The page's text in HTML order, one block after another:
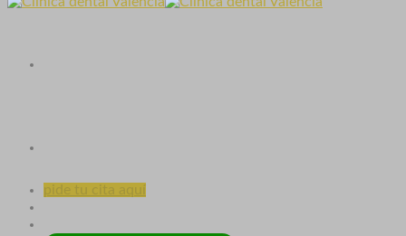
pide tu cita aquí